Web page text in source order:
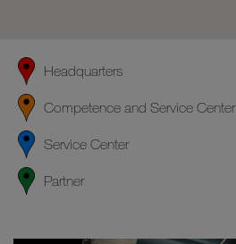
Headquarters
Competence and Service Center
Service Center
Partner